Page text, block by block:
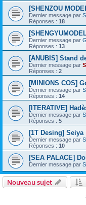
[SHENZOU
Dernier message par
Réponses : 18
Dernier message par
Réponses : 13
[ANUBIS] Stand
Dernier message par
Réponses : 2
[MINIONS COS]
Dernier message par
Réponses : 14
[ITERATIVE]
Dernier message par
Réponses : 5
[1T Desing]
Dernier message par
Réponses : 10
[SEA PALACE]
Dernier message par
Nouveau sujet